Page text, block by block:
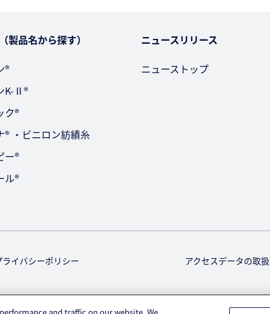
製品名から探す）
®
K-Ⅱ®
ク®
® ・ビニロン紡績糸
ー®
ル®
ニュースリリース
ニューストップ
ライバシーポリシー アクセスデータの取